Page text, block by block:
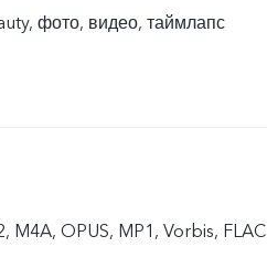
фото, видео, таймлапс
M4A, OPUS, MP1, Vorbis, FLAC